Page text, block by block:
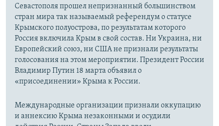
Севастополя прошел непризнанный большинством
стран мира так называемый референдум о статусе
Крымского полуострова, по результатам которого
Россия включила Крым в свой состав. Ни Украина, ни
Европейский союз, ни США не признали результаты
голосования на этом мероприятии. Президент России
Владимир Путин 18 марта объявил о
«присоединении» Крыма к России.
Международные организации признали оккупацию
и аннексию Крыма незаконными и осудили